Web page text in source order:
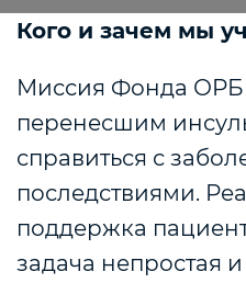
Кого и зачем мы
Миссия Фонда
перенесшим
справиться с
последствиями.
поддержка
задача непростая